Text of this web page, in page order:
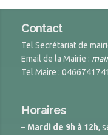
Contact
Tel Secrétariat de
Email de la Mairie :
Tel Maire : 0466741741
Horaires
– Mardi de 9h à 12h,